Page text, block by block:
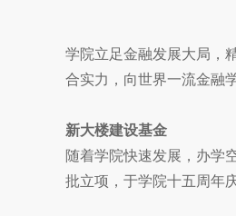
学院立足金融发展大局，
合实力，向世界一流金融
新大楼建设基金
随着学院快速发展，办学
批立项，于学院十五周年